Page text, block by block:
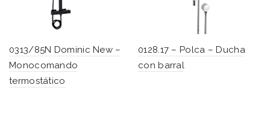
0313/85N Dominic New –
Monocomando
termostático
0128.17 – Polca – Ducha
con barral